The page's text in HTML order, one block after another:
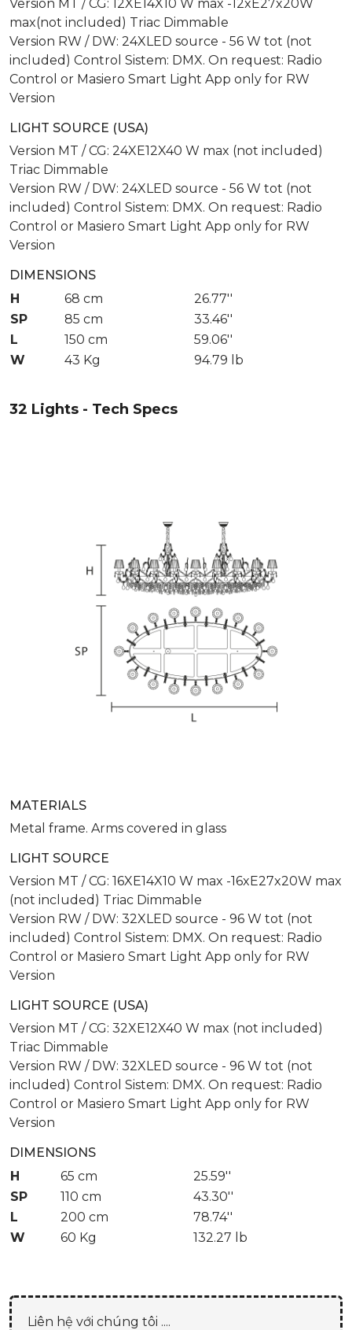
Version MT / CG: 12XE14X10 W max -12xE27x20W
max(not included) Triac Dimmable
Version RW / DW: 24XLED source - 56 W tot (not
included) Control Sistem: DMX. On request: Radio
Control or Masiero Smart Light App only for RW
Version
LIGHT SOURCE (USA)
Version MT / CG: 24XE12X40 W max (not included)
Triac Dimmable
Version RW / DW: 24XLED source - 56 W tot (not
included) Control Sistem: DMX. On request: Radio
Control or Masiero Smart Light App only for RW
Version
DIMENSIONS
H
68 cm
26.77''
SP
85 cm
33.46''
L
150 cm
59.06''
W
43 Kg 94.79 lb
32 Lights - Tech Specs
MATERIALS
Metal frame. Arms covered in glass
LIGHT SOURCE
Version MT / CG: 16XE14X10 W max -16xE27x20W max
(not included) Triac Dimmable
Version RW / DW: 32XLED source - 96 W tot (not
included) Control Sistem: DMX. On request: Radio
Control or Masiero Smart Light App only for RW
Version
LIGHT SOURCE (USA)
Version MT / CG: 32XE12X40 W max (not included)
Triac Dimmable
Version RW / DW: 32XLED source - 96 W tot (not
included) Control Sistem: DMX. On request: Radio
Control or Masiero Smart Light App only for RW
Version
DIMENSIONS
H
65 cm
25.59''
SP
110 cm
43.30''
L
200 cm
78.74''
W
60 Kg 132.27 lb
Liên hệ với chúng tôi ....